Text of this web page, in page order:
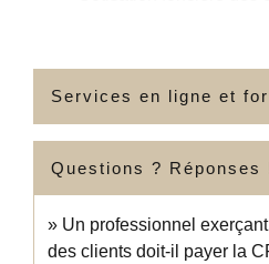
Services en ligne et
Questions ? Réponses
Un professionnel
des clients doit-il payer la